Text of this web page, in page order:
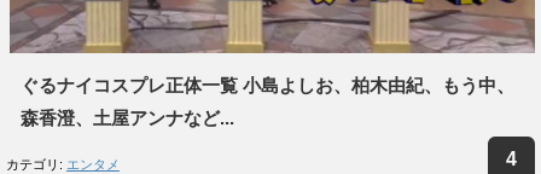
ぐるナイコスプレ正体一覧 小島よしお、柏木由紀、もう中、
森香澄、土屋アンナなど...
カテゴリ: エンタメ